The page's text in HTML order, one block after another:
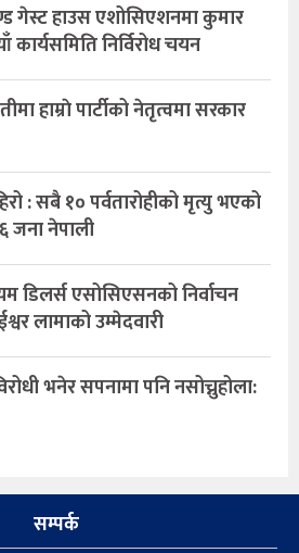
गेस्ट हाउस एशोसिएशनमा कुमार
कार्यसमिति निर्विरोध चयन
हाम्राे पार्टीको नेतृत्वमा सरकार
: सबै १० पर्वतारोहीको मृत्यु भएको
जना नेपाली
डिलर्स एसोसिएसनको निर्वाचन
लामाको उम्मेदवारी
भनेर सपनामा पनि नसोच्नुहोला:
सम्पर्क